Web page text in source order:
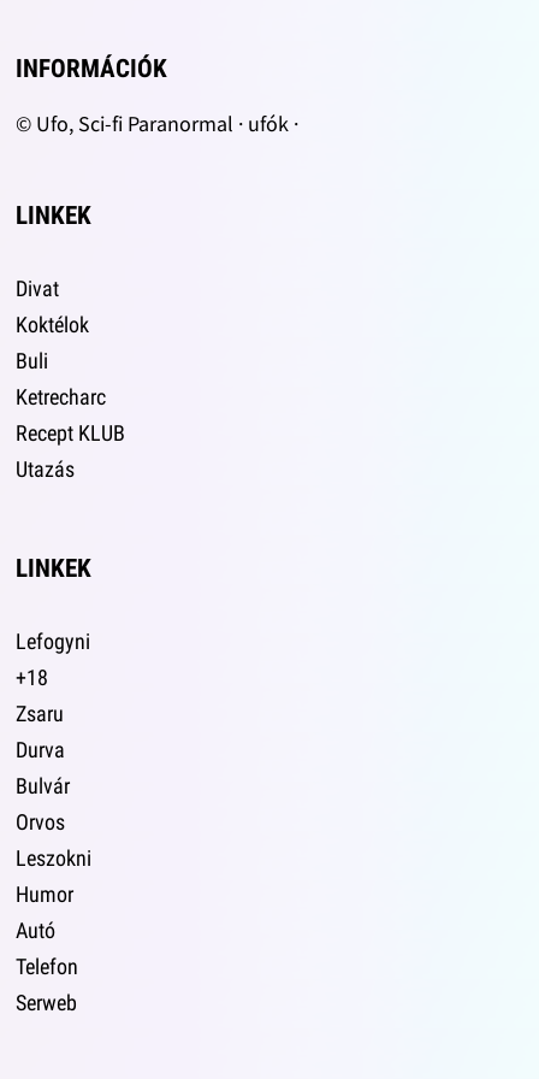
INFORMÁCIÓK
© Ufo, Sci-fi Paranormal · ufók ·
LINKEK
Divat
Koktélok
Buli
Ketrecharc
Recept KLUB
Utazás
LINKEK
Lefogyni
+18
Zsaru
Durva
Bulvár
Orvos
Leszokni
Humor
Autó
Telefon
Serweb